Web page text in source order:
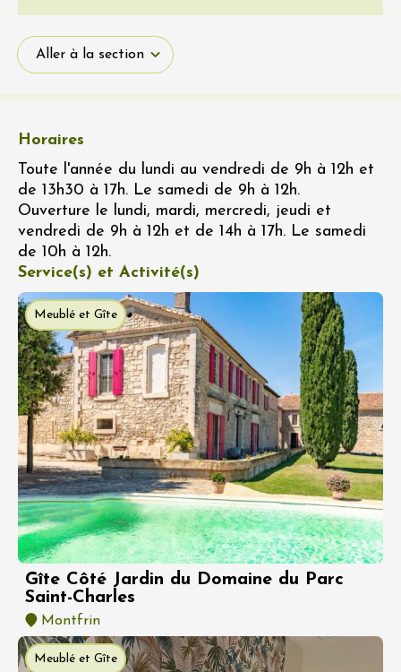
Aller à la section
Horaires
Toute l'année du lundi au vendredi de 9h à 12h et
de 13h30 à 17h. Le samedi de 9h à 12h.
Ouverture le lundi, mardi, mercredi, jeudi et
vendredi de 9h à 12h et de 14h à 17h. Le samedi
de 10h à 12h.
Service(s) et Activité(s)
Meublé et Gîte
Gîte Côté Jardin du Domaine du Parc
Saint-Charles
Montfrin
Meublé et Gîte